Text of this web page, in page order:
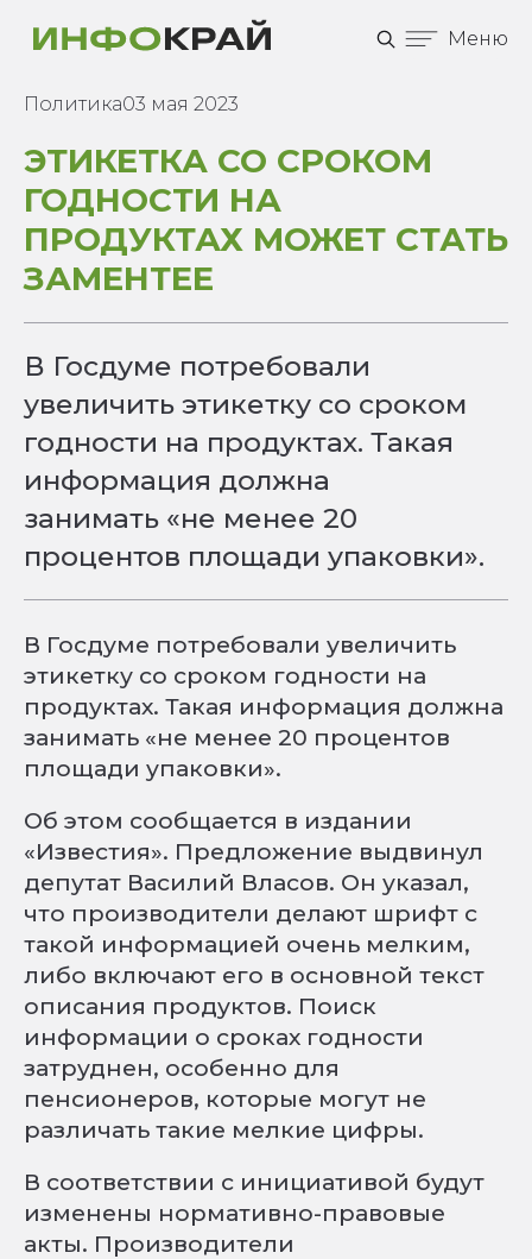
Меню
Политика03 мая 2023
ЭТИКЕТКА СО СРОКОМ
ГОДНОСТИ НА
ПРОДУКТАХ МОЖЕТ СТАТЬ
ЗАМЕНТЕЕ
В Госдуме потребовали
увеличить этикетку со сроком
годности на продуктах. Такая
информация должна
занимать «не менее 20
процентов площади упаковки».
В Госдуме потребовали увеличить
этикетку со сроком годности на
продуктах. Такая информация должна
занимать «не менее 20 процентов
площади упаковки».
Об этом сообщается в издании
«Известия». Предложение выдвинул
депутат Василий Власов. Он указал,
что производители делают шрифт с
такой информацией очень мелким,
либо включают его в основной текст
описания продуктов. Поиск
информации о сроках годности
затруднен, особенно для
пенсионеров, которые могут не
различать такие мелкие цифры.
В соответствии с инициативой будут
изменены нормативно-правовые
акты. Производители